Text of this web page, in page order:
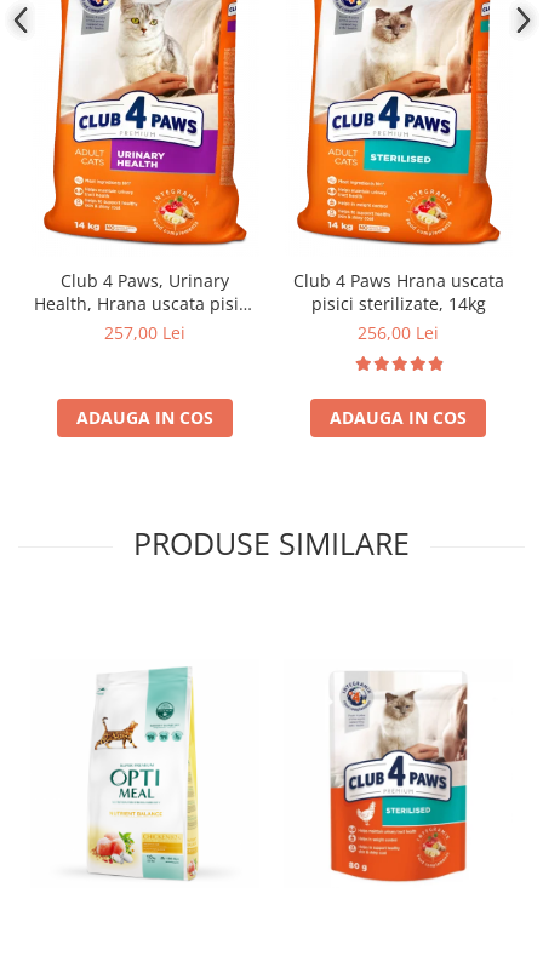
Club 4 Paws, Urinary
Health, Hrana uscata pisici,
14kg
257,00 Lei
ADAUGA IN COS
Club 4 Paws Hrana uscata
pisici sterilizate, 14kg
256,00 Lei
ADAUGA IN COS
PRODUSE SIMILARE